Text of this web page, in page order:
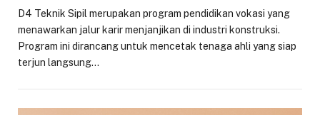
D4 Teknik Sipil merupakan program pendidikan vokasi yang
menawarkan jalur karir menjanjikan di industri konstruksi.
Program ini dirancang untuk mencetak tenaga ahli yang siap
terjun langsung…